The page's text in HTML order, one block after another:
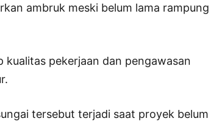
ambruk meski belum lama rampung
pekerjaan dan pengawasan
tersebut terjadi saat proyek belum